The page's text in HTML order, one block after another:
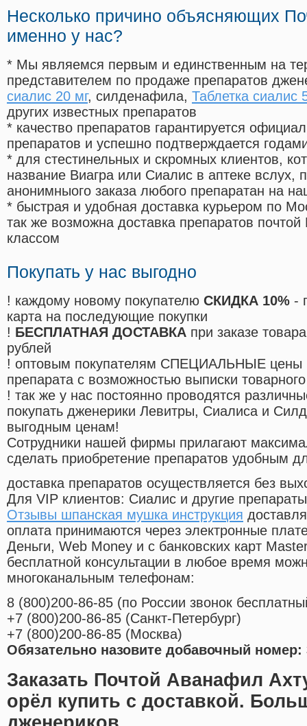
Несколько причино объясняющих
именно у нас?
* Мы являемся первым и единственным на
представителем по продаже препаратов
сиалис 20 мг, силденафила, Таблетка сиалис
других известных препаратов
* качество препаратов гарантируется
препаратов и успешно подтверждается
* для стестинельных и скромных клиентов,
название Виагра или Сиалис в аптеке вслух,
анонимныого заказа любого препаратан на
* быстрая и удобная доставка курьером по
так же возможна доставка препаратов
классом
Покупать у нас выгодно
! каждому новому покупателю СКИДКА 10% -
карта на последующие покупки
! БЕСПЛАТНАЯ ДОСТАВКА при заказе
рублей
! оптовым покупателям СПЕЦИАЛЬНЫЕ цены
препарата с возможностью выписки
! так же у нас постоянно проводятся
покупать дженерики Левитры, Сиалиса и
выгодным ценам!
Cотрудники нашей фирмы прилагают
сделать приобретение препаратов удобным
доставка препаратов осуществляется без
Для VIP клиентов: Сиалис и другие
Отзывы шпанская мушка инструкция
оплата принимаются через электронные
Деньги, Web Money и с банковских карт
бесплатной консультации в любое время
многоканальным телефонам:
8 (800)200-86-85 (по России звонок
+7 (800)200-86-85 (Санкт-Петербург)
+7 (800)200-86-85 (Москва)
Обязательно назовите добавочный номер:
Заказать Почтой Аванафил
орёл купить с доставкой.